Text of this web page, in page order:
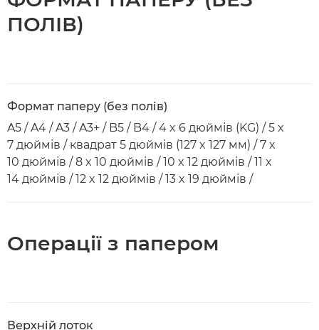
ПОЛІВ)
Формат паперу (без полів)
A5 / A4 / A3 / A3+ / B5 / B4 / 4 x 6 дюймів (KG) / 5 x
7 дюймів / квадрат 5 дюймів (127 x 127 мм) / 7 x
10 дюймів / 8 x 10 дюймів / 10 x 12 дюймів / 11 x
14 дюймів / 12 x 12 дюймів / 13 x 19 дюймів /
Операції з папером
Верхній лоток